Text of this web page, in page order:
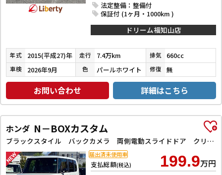
法定整備：整備付
保証付 (1ヶ月・1000km )
ドリーム福知山店
年式 2015(平成27)年 走行 7.4万km 排気 660cc
車検 2026年9月 色 パールホワイト 修復 無
お問い合わせ 詳細はこちら
ホンダ N－BOXカスタム
ブラックスタイル バックカメラ 両側電動スライドドア クリアランスソナー オートクルーズコントロール レーンアシスト 衝突被害軽減システム オートライト LEDヘッドランプ スマートキー アイドリングストップ
支払総額(税込) 199.9万円
届出済未使用車